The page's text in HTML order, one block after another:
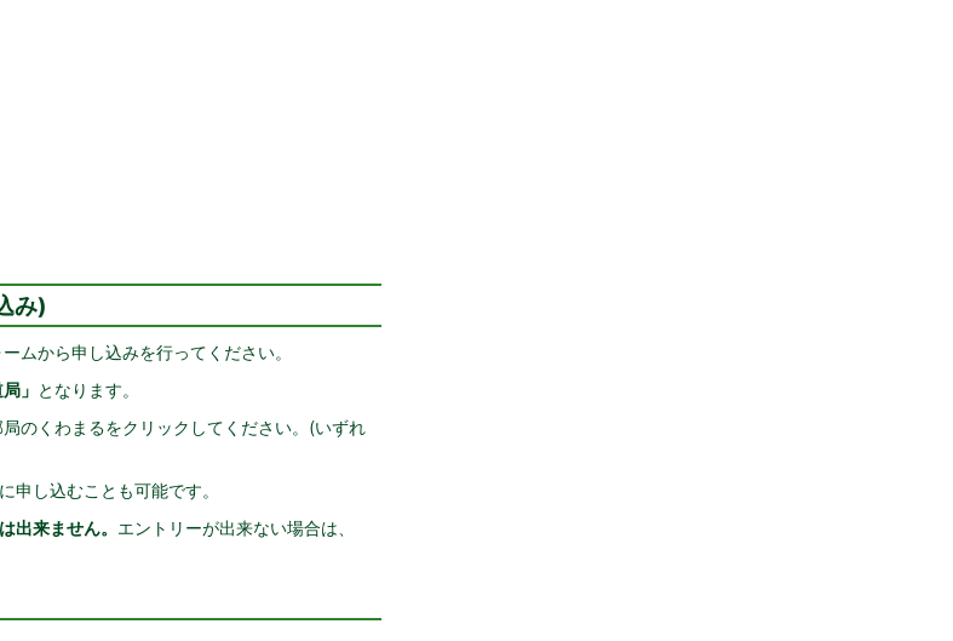
み)
ムから申し込みを行ってください。
」 となります。
のくわまるをクリックしてください。(いずれ
申し込むことも可能です。
出来ません。 エントリーが出来ない場合は、